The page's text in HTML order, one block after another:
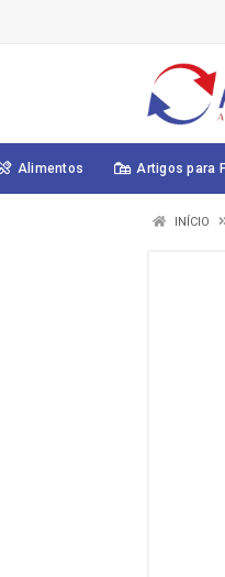
Alimentos Artigos para
INÍCIO